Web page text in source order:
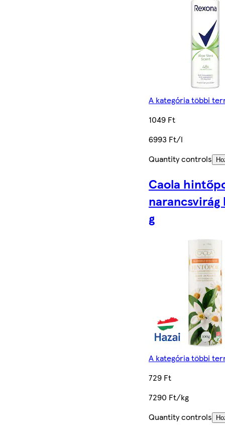
A kategória többi
1049 Ft
6993 Ft/l
Quantity controls
Caola
g
A kategória többi
729 Ft
7290 Ft/kg
Quantity controls